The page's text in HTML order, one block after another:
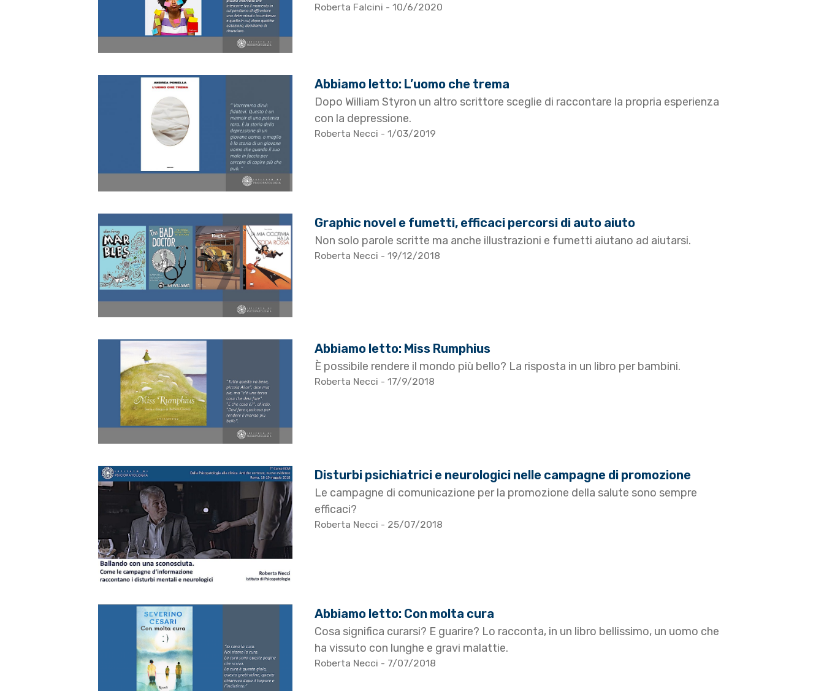
Roberta Falcini - 10/6/2020
Abbiamo letto: L’uomo che trema
Dopo William Styron un altro scrittore sceglie di raccontare la propria esperienza
con la depressione.
Roberta Necci - 1/03/2019
Graphic novel e fumetti, efficaci percorsi di auto aiuto
Non solo parole scritte ma anche illustrazioni e fumetti aiutano ad aiutarsi.
Roberta Necci - 19/12/2018
Abbiamo letto: Miss Rumphius
È possibile rendere il mondo più bello? La risposta in un libro per bambini.
Roberta Necci - 17/9/2018
Disturbi psichiatrici e neurologici nelle campagne di promozione
Le campagne di comunicazione per la promozione della salute sono sempre
efficaci?
Roberta Necci - 25/07/2018
Abbiamo letto: Con molta cura
Cosa significa curarsi? E guarire? Lo racconta, in un libro bellissimo, un uomo che
ha vissuto con lunghe e gravi malattie.
Roberta Necci - 7/07/2018